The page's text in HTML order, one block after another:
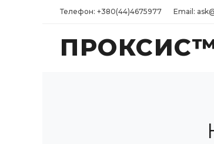
Телефон: +380(44)4675977 Email: